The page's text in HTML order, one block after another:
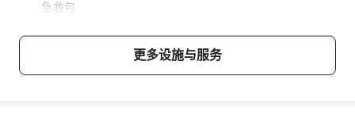
急救包
安保人员
更多设施与服务